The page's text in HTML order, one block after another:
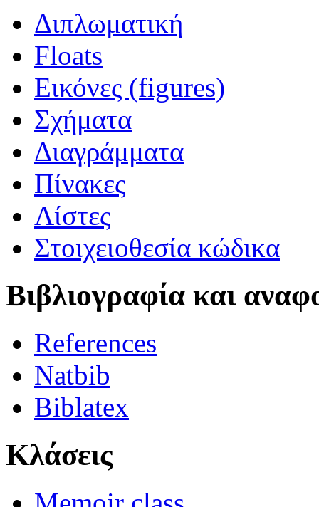
Διπλωματική
Floats
Εικόνες (figures)
Σχήματα
Διαγράμματα
Πίνακες
Λίστες
Στοιχειοθεσία κώδικα
Βιβλιογραφία και
References
Natbib
Biblatex
Κλάσεις